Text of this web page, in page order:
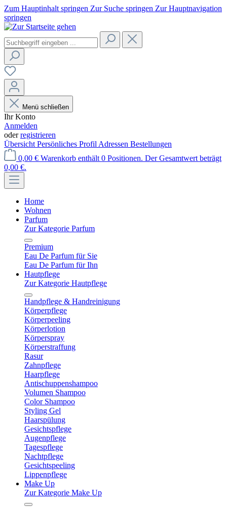
Zum Hauptinhalt springen Zur Suche springen Zur Hauptnavigation
springen
Menü schließen
Ihr Konto
Anmelden
oderregistrieren
Übersicht Persönliches Profil Adressen Bestellungen
0,00 € Warenkorb enthält 0 Positionen. Der Gesamtwert beträgt
0,00 €.
Home
Wohnen
Parfum
Zur Kategorie Parfum
Premium
Eau De Parfum für Sie
Eau De Parfum für Ihn
Hautpflege
Zur Kategorie Hautpflege
Handpflege & Handreinigung
Körperpflege
Körperpeeling
Körperlotion
Körperspray
Körperstraffung
Rasur
Zahnpflege
Haarpflege
Antischuppenshampoo
Volumen Shampoo
Color Shampoo
Styling Gel
Haarspülung
Gesichtspflege
Augenpflege
Tagespflege
Nachtpflege
Gesichtspeeling
Lippenpflege
Make Up
Zur Kategorie Make Up